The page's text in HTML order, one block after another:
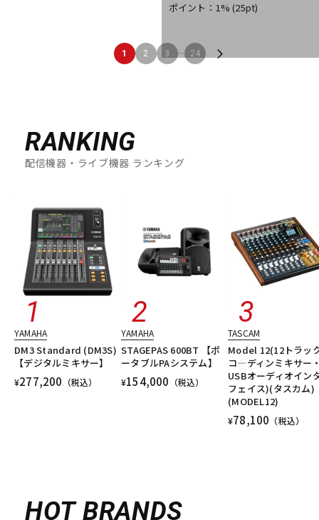
ポイント：1%(25pt)
1 2 3 ... 24
RANKING
配信機器・ライブ機器 ランキング
YAMAHA
DM3 Standard (DM3S)
【デジタルミキサー】
¥277,200 （税込）
YAMAHA
STAGEPAS 600BT 【ポ
ータブルPAシステム】
¥154,000 （税込）
TASCAM
Model 12(12トラッ
コ―ディンミキサー
USBオーディオイン
フェイス)(タスカム)
(MODEL12)
¥78,100 （税込）
HOT BRANDS